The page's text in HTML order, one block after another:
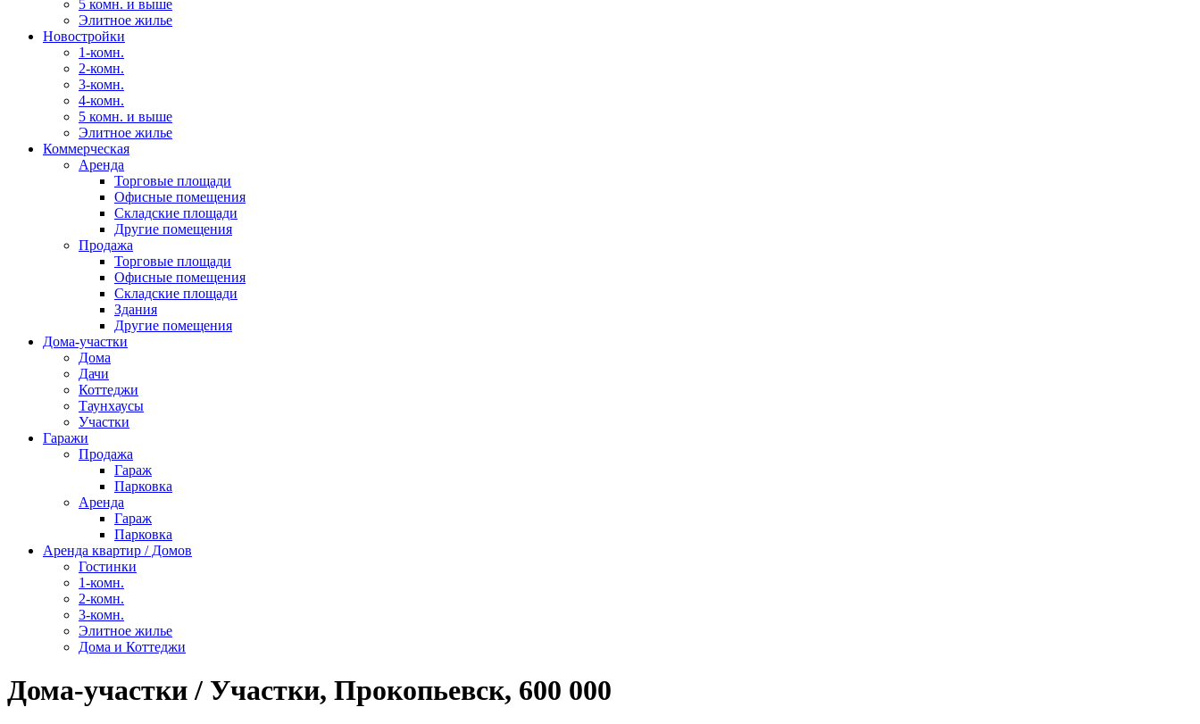
5 комн. и выше
Элитное жилье
Новостройки
1-комн.
2-комн.
3-комн.
4-комн.
5 комн. и выше
Элитное жилье
Коммерческая
Аренда
Торговые площади
Офисные помещения
Складские площади
Другие помещения
Продажа
Торговые площади
Офисные помещения
Складские площади
Здания
Другие помещения
Дома-участки
Дома
Дачи
Коттеджи
Таунхаусы
Участки
Гаражи
Продажа
Гараж
Парковка
Аренда
Гараж
Парковка
Аренда квартир / Домов
Гостинки
1-комн.
2-комн.
3-комн.
Элитное жилье
Дома и Коттеджи
Дома-участки / Участки, Прокопьевск, 600 000